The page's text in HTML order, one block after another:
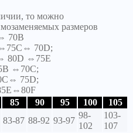
то можно
размеров
70B
70D;
80D ⇔75E
⇔70C;
75D;
85 90 95 100
105
83-87 88-92 93-97
98-
102
103-
107